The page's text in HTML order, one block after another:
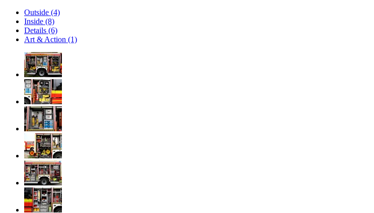
Outside (4)
Inside (8)
Details (6)
Art & Action (1)